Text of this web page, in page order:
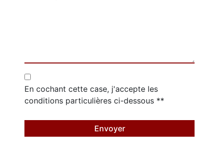
En cochant cette case, j'accepte les
conditions particulières ci-dessous **
Envoyer